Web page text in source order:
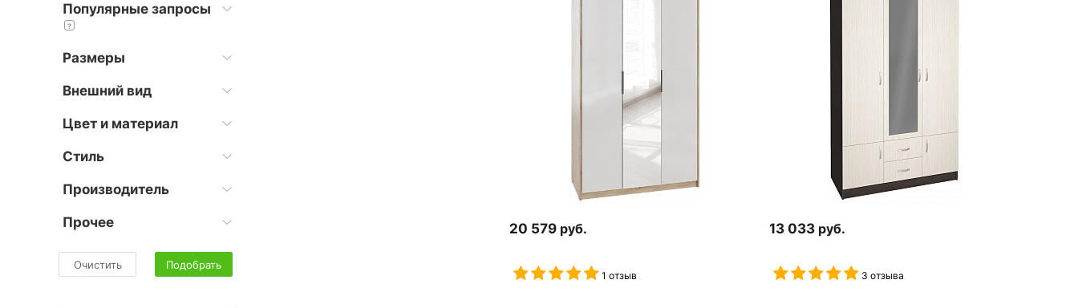
Популярные запросы
?
Размеры
Внешний вид
Цвет и материал
Стиль
Производитель
Прочее
Очистить Подобрать
20 579 руб.
1 отзыв
13 033 руб.
3 отзыва